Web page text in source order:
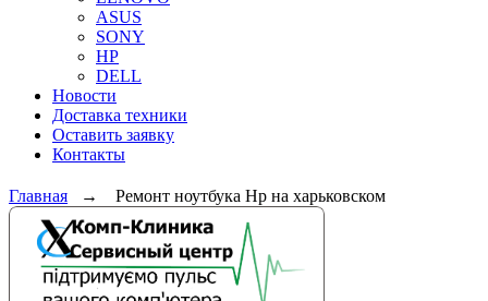
ASUS
SONY
HP
DELL
Новости
Доставка техники
Оставить заявку
Контакты
Главная → Ремонт ноутбука Hp на харьковском